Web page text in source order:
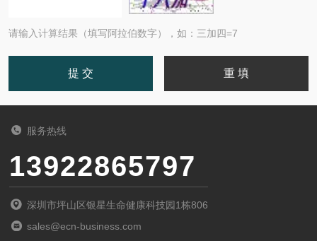
请输入计算结果（填写阿拉伯数字），如：三加四=7
服务热线
13922865797
深圳市坪山区银星生命健康科技园1栋806
sales@ecn-business.com